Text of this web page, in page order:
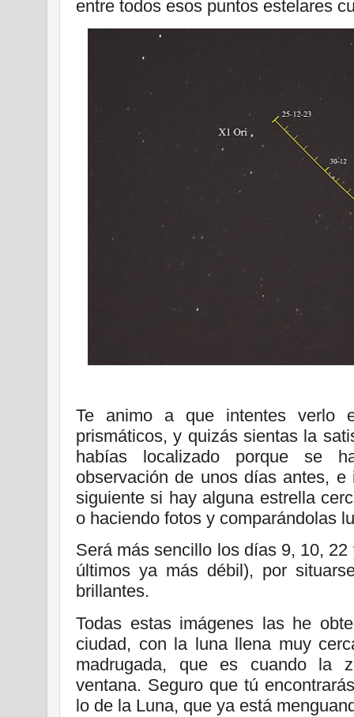
entre todos esos puntos estelares
Te animo a que intentes verlo
prismáticos, y quizás sientas la
habías localizado porque se
observación de unos días antes,
siguiente si hay alguna estrella
o haciendo fotos y comparándolas
Será más sencillo los días 9, 10,
últimos ya más débil), por
brillantes.
Todas estas imágenes las he
ciudad, con la luna llena muy
madrugada, que es cuando la
ventana. Seguro que tú
lo de la Luna, que ya está